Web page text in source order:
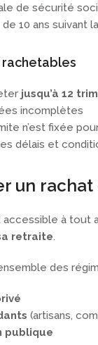
de sécurité
10 ans suivant
jusqu’à 12
incomplètes
n’est fixée
délais et
un
à tout
retraite.
des
(artisans,
publique